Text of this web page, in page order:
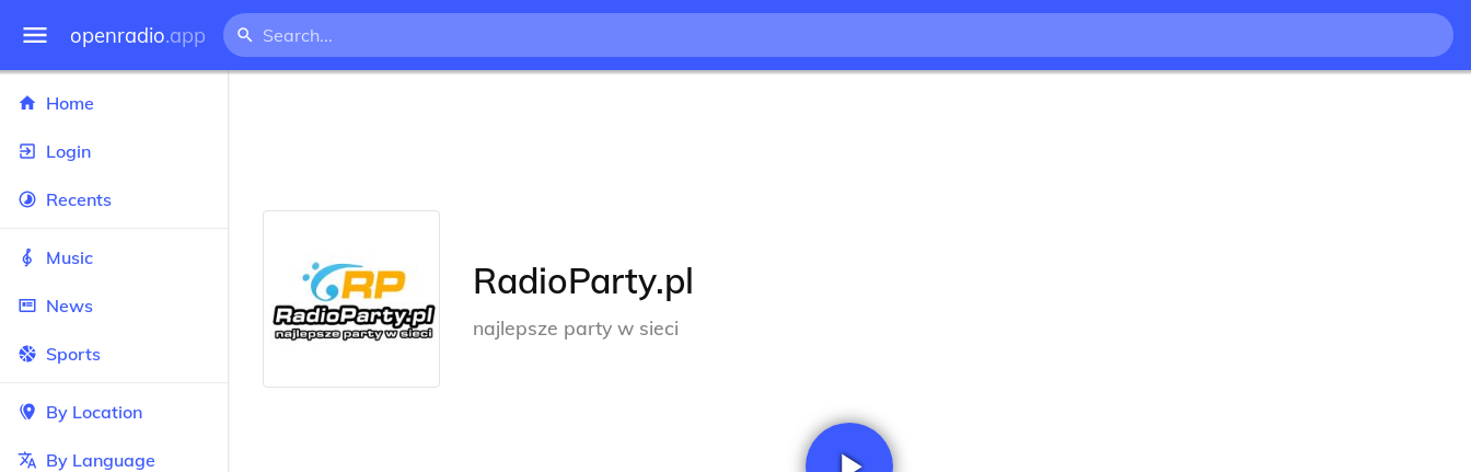
openradio.app
Home
Login
Recents
Music
News
Sports
By Location
By Language
RadioParty.pl
najlepsze party w sieci